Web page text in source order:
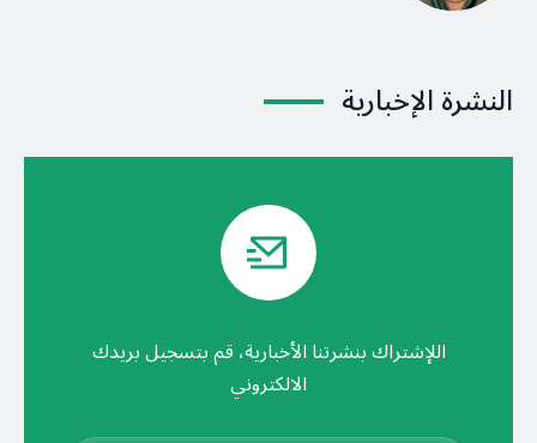
النشرة الإخبارية
اللإشتراك بنشرتنا الأخبارية، قم بتسجيل بريدك
الالكتروني